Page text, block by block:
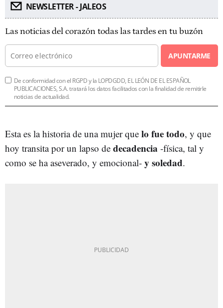
NEWSLETTER - JALEOS
Las noticias del corazón todas las tardes en tu buzón
APUNTARME
De conformidad con el RGPD y la LOPDGDD, EL LEÓN DE EL ESPAÑOL
PUBLICACIONES, S.A. tratará los datos facilitados con la finalidad de remitirle
noticias de actualidad.
Esta es la historia de una mujer que lo fue todo, y que
hoy transita por un lapso de decadencia -física, tal y
como se ha aseverado, y emocional- y soledad.